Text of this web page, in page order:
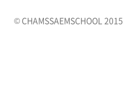
© CHAMSSAEMSCHOOL 2015